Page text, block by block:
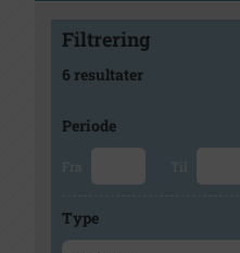
Filtrering
6 resultater
Periode
Fra Til
Type